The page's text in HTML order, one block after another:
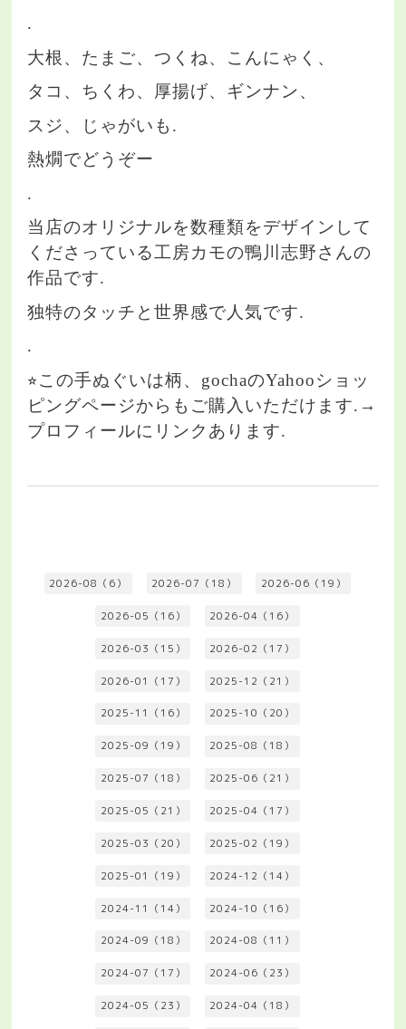
.
大根、たまご、つくね、こんにゃく、
タコ、ちくわ、厚揚げ、ギンナン、
スジ、じゃがいも.
熱燗でどうぞー
.
当店のオリジナルを数種類をデザインして
くださっている工房カモの鴨川志野さんの
作品です.
独特のタッチと世界感で人気です.
.
⭐︎この手ぬぐいは柄、gochaのYahooショッ
ピングページからもご購入いただけます.→
プロフィールにリンクあります.
2026-08（6） 2026-07（18） 2026-06（19）
2026-05（16） 2026-04（16）
2026-03（15） 2026-02（17）
2026-01（17） 2025-12（21）
2025-11（16） 2025-10（20）
2025-09（19） 2025-08（18）
2025-07（18） 2025-06（21）
2025-05（21） 2025-04（17）
2025-03（20） 2025-02（19）
2025-01（19） 2024-12（14）
2024-11（14） 2024-10（16）
2024-09（18） 2024-08（11）
2024-07（17） 2024-06（23）
2024-05（23） 2024-04（18）